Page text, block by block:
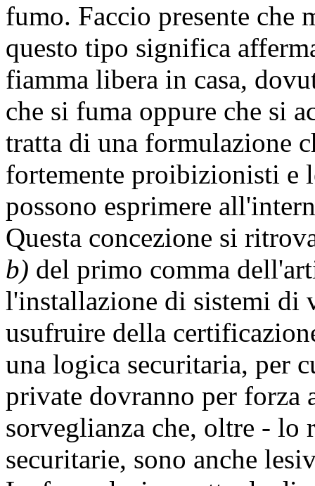
fumo. Faccio presente che
questo tipo significa
fiamma libera in casa,
che si fuma oppure che si
tratta di una formulazione
fortemente proibizionisti e
possono esprimere
Questa concezione si
b) del primo comma
l'installazione di sistemi di
usufruire della
una logica securitaria, per
private dovranno per forza
sorveglianza che, oltre - lo
securitarie, sono anche